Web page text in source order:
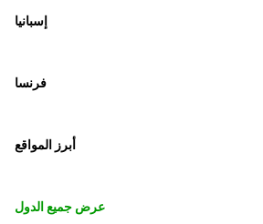
إسبانيا
فرنسا
أبرز المواقع
عرض جميع الدول